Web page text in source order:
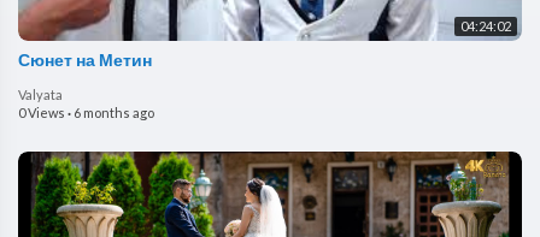
04:24:02
Сюнет на Метин
Valyata
0 Views · 6 months ago